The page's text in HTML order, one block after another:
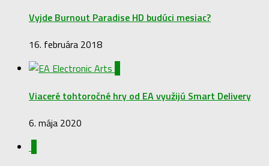
Vyjde Burnout Paradise HD budúci mesiac?
16. februára 2018
Viaceré tohtoročné hry od EA využijú Smart Delivery
6. mája 2020